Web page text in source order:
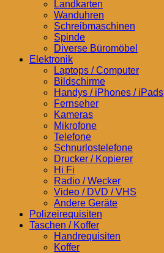
Landkarten
Wanduhren
Schreibmaschinen
Spinde
Diverse Büromöbel
Elektronik
Laptops / Computer
Bildschirme
Handys / iPhones / iPads
Fernseher
Kameras
Mikrofone
Telefone
Schnurlostelefone
Drucker / Kopierer
Hi Fi
Radio / Wecker
Video / DVD / VHS
Andere Geräte
Polizeirequisiten
Taschen / Koffer
Handrequisiten
Koffer